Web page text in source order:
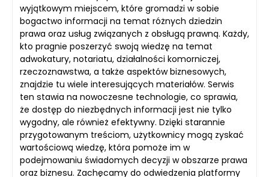
wyjątkowym miejscem, które gromadzi w sobie
bogactwo informacji na temat różnych dziedzin
prawa oraz usług związanych z obsługą prawną. Każdy,
kto pragnie poszerzyć swoją wiedzę na temat
adwokatury, notariatu, działalności komorniczej,
rzeczoznawstwa, a także aspektów biznesowych,
znajdzie tu wiele interesujących materiałów. Serwis
ten stawia na nowoczesne technologie, co sprawia,
że dostęp do niezbędnych informacji jest nie tylko
wygodny, ale również efektywny. Dzięki starannie
przygotowanym treściom, użytkownicy mogą zyskać
wartościową wiedzę, która pomoże im w
podejmowaniu świadomych decyzji w obszarze prawa
oraz biznesu. Zachęcamy do odwiedzenia platformy